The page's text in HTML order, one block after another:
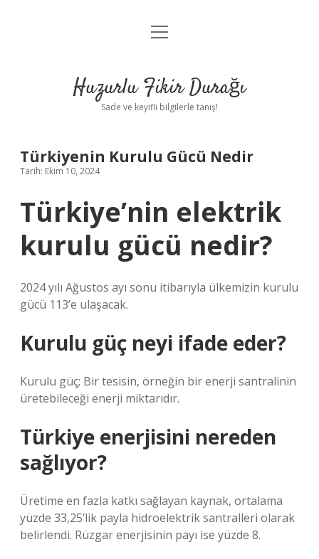
Anasayfa
Yasal Uyarı
menüyü
Huzurlu Fikir Durağı
Sade ve keyifli bilgilerle tanış!
Türkiyenin Kurulu Gücü Nedir
Tarih: Ekim 10, 2024
Türkiye’nin elektrik
kurulu gücü nedir?
2024 yılı Ağustos ayı sonu itibarıyla ülkemizin kurulu
gücü 113’e ulaşacak.
Kurulu güç neyi ifade eder?
Kurulu güç; Bir tesisin, örneğin bir enerji santralinin
üretebileceği enerji miktarıdır.
Türkiye enerjisini nereden
sağlıyor?
Üretime en fazla katkı sağlayan kaynak, ortalama
yüzde 33,25’lik payla hidroelektrik santralleri olarak
belirlendi. Rüzgar enerjisinin payı ise yüzde 8.